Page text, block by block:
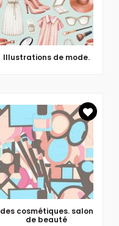
Illustrations de mode.
des cosmétiques. salon
de beauté